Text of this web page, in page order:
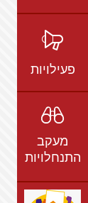
הצוות
חזון ועמדות
אמיל גרינצווייג
שקיפות
פעילויות
ברשת
בתקשורת
וידאו
מעקב
התנחלויות
נתונים